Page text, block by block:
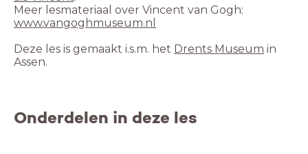
Meer lesmateriaal over Vincent van Gogh:
www.vangoghmuseum.nl
Deze les is gemaakt i.s.m. het Drents Museum in
Assen.
Onderdelen in deze les